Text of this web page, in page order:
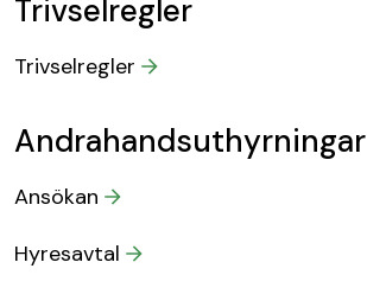
Trivselregler
Trivselregler
Andrahandsuthyrningar
Ansökan
Hyresavtal